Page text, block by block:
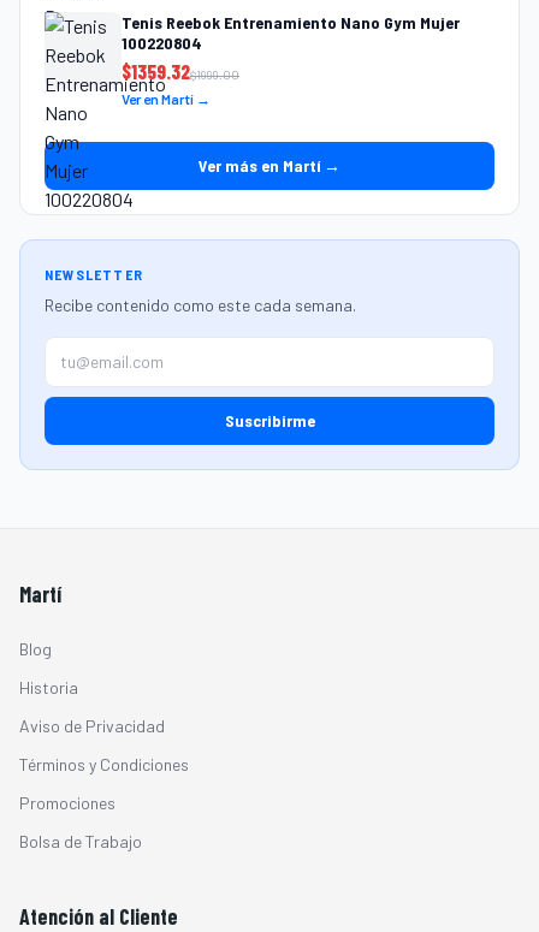
Tenis Reebok Entrenamiento Nano Gym Mujer
100220804
$1359.32$1999.00
Ver en Martí →
Ver más en Martí →
NEWSLETTER
Recibe contenido como este cada semana.
Suscribirme
Martí
Blog
Historia
Aviso de Privacidad
Términos y Condiciones
Promociones
Bolsa de Trabajo
Atención al Cliente